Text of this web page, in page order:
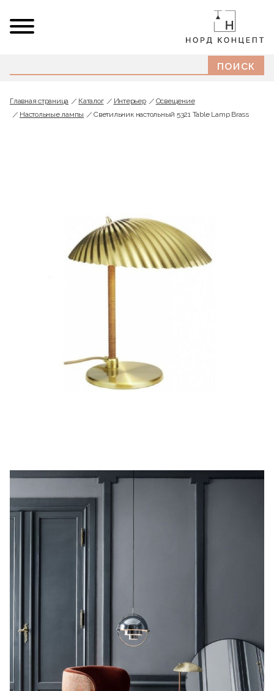
Главная страница Каталог Интерьер
Освещение
Настольные лампы
Светильник настольный 5321 Table Lamp Brass